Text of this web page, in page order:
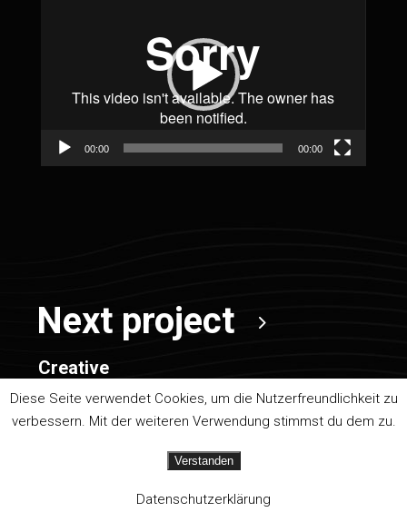
00:00 00:00
Next project
Creative
Company
Diese Seite verwendet Cookies, um die Nutzerfreundlichkeit zu
verbessern. Mit der weiteren Verwendung stimmst du dem zu.
Verstanden
Datenschutzerklärung